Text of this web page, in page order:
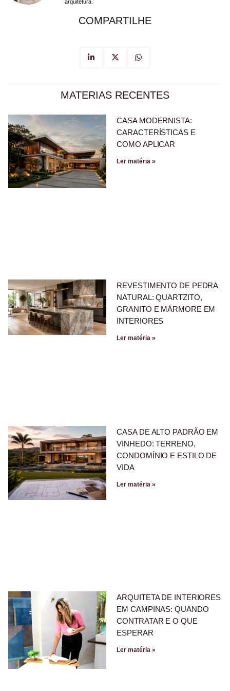
arquitetura.
COMPARTILHE
MATERIAS RECENTES
CASA MODERNISTA:
CARACTERÍSTICAS E
COMO APLICAR
Ler matéria »
REVESTIMENTO DE PEDRA
NATURAL: QUARTZITO,
GRANITO E MÁRMORE EM
INTERIORES
Ler matéria »
CASA DE ALTO PADRÃO EM
VINHEDO: TERRENO,
CONDOMÍNIO E ESTILO DE
VIDA
Ler matéria »
ARQUITETA DE INTERIORES
EM CAMPINAS: QUANDO
CONTRATAR E O QUE
ESPERAR
Ler matéria »